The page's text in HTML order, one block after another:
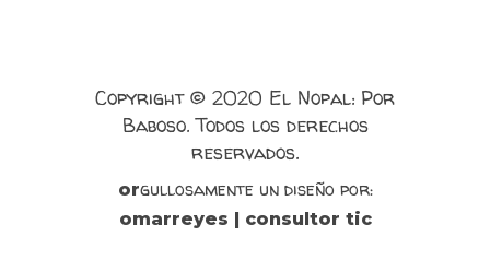
Copyright © 2020 El Nopal: Por
Baboso. Todos los derechos
reservados.
orgullosamente un diseño por:
omarreyes | consultor tic